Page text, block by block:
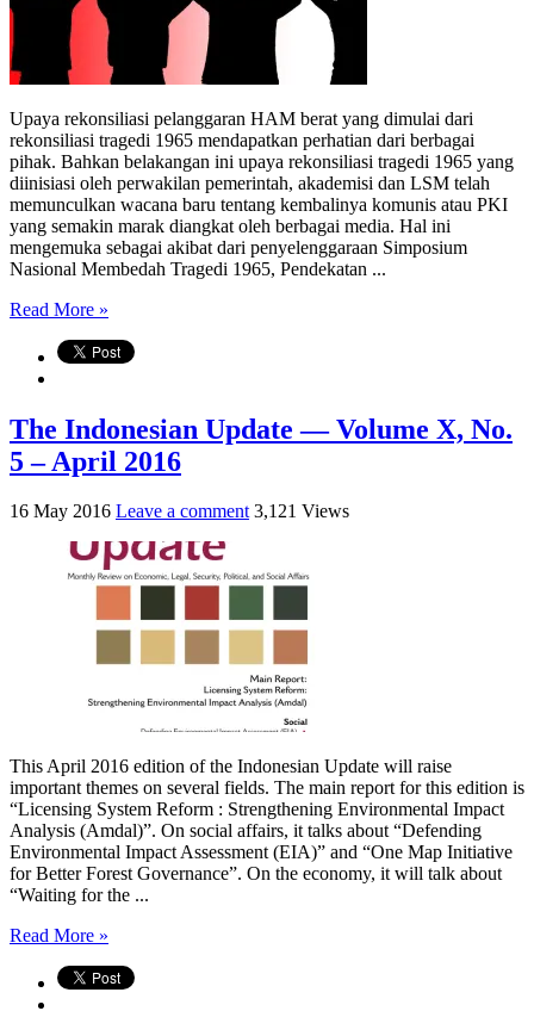
Upaya rekonsiliasi pelanggaran HAM berat yang dimulai dari
rekonsiliasi tragedi 1965 mendapatkan perhatian dari berbagai
pihak. Bahkan belakangan ini upaya rekonsiliasi tragedi 1965 yang
diinisiasi oleh perwakilan pemerintah, akademisi dan LSM telah
memunculkan wacana baru tentang kembalinya komunis atau PKI
yang semakin marak diangkat oleh berbagai media. Hal ini
mengemuka sebagai akibat dari penyelenggaraan Simposium
Nasional Membedah Tragedi 1965, Pendekatan ...
Read More »
The Indonesian Update — Volume X, No.
5 – April 2016
16 May 2016 Leave a comment 3,121 Views
This April 2016 edition of the Indonesian Update will raise
important themes on several fields. The main report for this edition is
“Licensing System Reform : Strengthening Environmental Impact
Analysis (Amdal)”. On social affairs, it talks about “Defending
Environmental Impact Assessment (EIA)” and “One Map Initiative
for Better Forest Governance”. On the economy, it will talk about
“Waiting for the ...
Read More »